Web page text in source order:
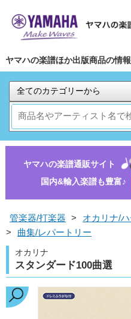
ヤマハの楽譜ほか出版商品の情報
ヤマハの楽譜通販サイト
国内&輸入楽譜も豊富♪
管楽器/打楽器 >
オカリナ/
>
曲集/レパートリー
オカリナ
スタンダード100曲選